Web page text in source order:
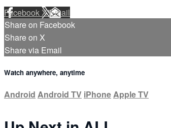
FacebookXEmail
Share on Facebook
Share on X
Share via Email
Watch anywhere, anytime
Android Android TV iPhoneApple TV